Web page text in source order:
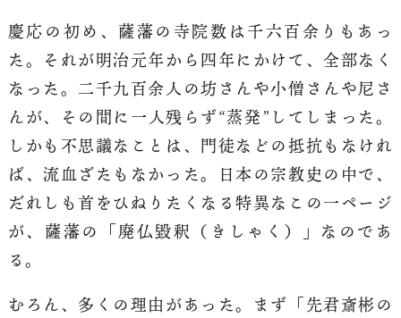
慶応の初め、薩藩の寺院数は千六百余りもあっ
た。それが明治元年から四年にかけて、全部なく
なった。二千九百余人の坊さんや小僧さんや尼さ
んが、その間に一人残らず“蒸発”してしまった。
しかも不思議なことは、門徒などの抵抗もなけれ
ば、流血ざたもなかった。日本の宗教史の中で、
だれしも首をひねりたくなる特異なこの一ページ
が、薩藩の「廃仏毀釈（きしゃく）」なのであ
る。
むろん、多くの理由があった。まず「先君斎彬の